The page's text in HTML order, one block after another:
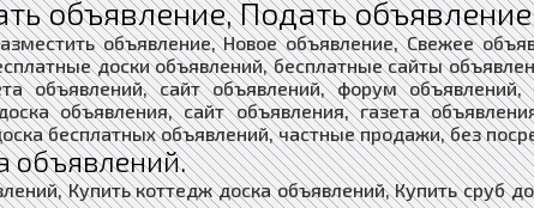
объявление, Подать
объявление, Новое объявление, Свежее
доски объявлений, бесплатные сайты
объявлений, сайт объявлений, форум
объявления, сайт объявления, газета
бесплатных объявлений, частные продажи, без
объявлений.
Купить коттедж доска объявлений, Купить сруб